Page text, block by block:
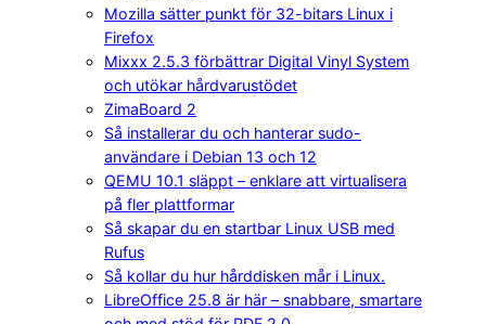
Mozilla sätter punkt för 32-bitars Linux i
Firefox
Mixxx 2.5.3 förbättrar Digital Vinyl System
och utökar hårdvarustödet
ZimaBoard 2
Så installerar du och hanterar sudo-
användare i Debian 13 och 12
QEMU 10.1 släppt – enklare att virtualisera
på fler plattformar
Så skapar du en startbar Linux USB med
Rufus
Så kollar du hur hårddisken mår i Linux.
LibreOffice 25.8 är här – snabbare, smartare